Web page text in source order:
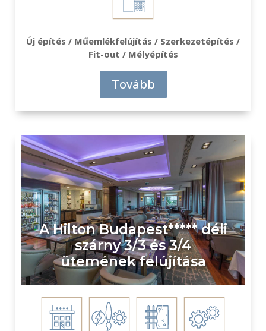
Új építés / Műemlékfelújítás / Szerkezetépítés /
Fit-out / Mélyépítés
Tovább
A Hilton Budapest***** déli
szárny 3/3 és 3/4
ütemének felújítása